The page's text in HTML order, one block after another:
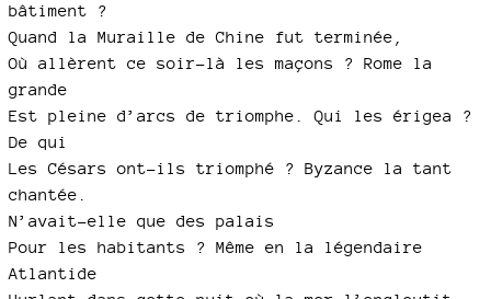
bâtiment ?
Quand la Muraille de Chine fut terminée,
Où allèrent ce soir-là les maçons ? Rome la
grande
Est pleine d’arcs de triomphe. Qui les érigea ?
De qui
Les Césars ont-ils triomphé ? Byzance la tant
chantée.
N’avait-elle que des palais
Pour les habitants ? Même en la légendaire
Atlantide